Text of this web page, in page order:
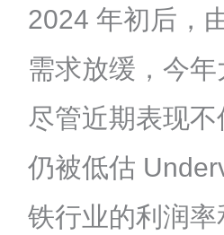
2024 年初后，
需求放缓，今年
尽管近期表现
仍被低估
铁行业的利润率